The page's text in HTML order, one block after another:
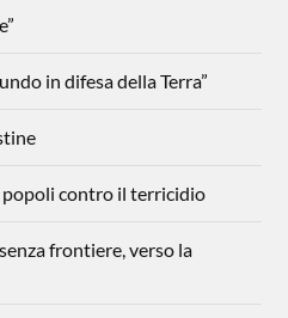
in difesa della Terra”
popoli contro il terricidio
frontiere, verso la